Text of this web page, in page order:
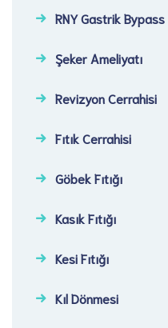
RNY Gastrik Bypass
Şeker Ameliyatı​
Revizyon Cerrahisi​
Fıtık Cerrahisi​
Göbek Fıtığı​
Kasık Fıtığı​
Kesi Fıtığı​
Kıl Dönmesi